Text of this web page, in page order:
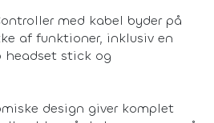
med kabel byder på
af funktioner, inklusiv en
stick og
design giver komplet